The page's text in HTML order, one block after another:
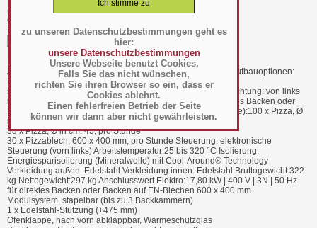
zu unseren Datenschutzbestimmungen geht es
hier:
unsere Datenschutzbestimmungen
Unsere Webseite benutzt Cookies.
Falls Sie das nicht wünschen,
richten Sie ihren Browser so ein, dass er
Cookies ablehnt.
Einen fehlerfreien Betrieb der Seite
können wir dann aber nicht gewährleisten.
(Art.-Nr.: 085.05.013)
GTIN: 4063377135382
Hersteller/Großhändler Moretti
BTH 2050 x 1186 x 620 mm
Aufstellungsart: Standgerät Installationshinweis: stapelbar Aufbauoptionen:
Modulsystem
stapelbar (bis zu 3 Backkammern) Energieart: Elektro Laufrichtung: von links
nach rechts / nur werksseitig wechselbar Eignung: für direktes Backen oder
Backen auf EN-Blechen 600 x 400 mm Aufnahme (wahlweise):100 x Pizza, Ø
in cm: 33, pro Stunde
38 x Pizza, Ø in cm: 45, pro Stunde
30 x Pizzablech, 600 x 400 mm, pro Stunde Steuerung: elektronische
Steuerung (vorn links) Arbeitstemperatur:25 bis 320 °C Isolierung:
Energiesparisolierung (Mineralwolle) mit Cool-Around® Technology
Verkleidung außen: Edelstahl Verkleidung innen: Edelstahl Bruttogewicht:322
kg Nettogewicht:297 kg Anschlusswert Elektro:17,80 kW | 400 V | 3N | 50 Hz
für direktes Backen oder Backen auf EN-Blechen 600 x 400 mm
Modulsystem, stapelbar (bis zu 3 Backkammern)
1 x Edelstahl-Stützung (+475 mm)
Ofenklappe, nach vorn abklappbar, Wärmeschutzglas